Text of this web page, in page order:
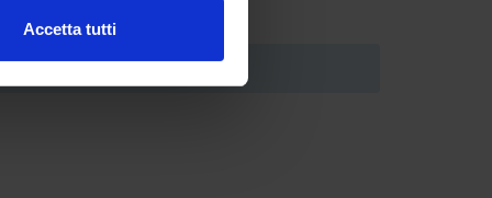
e per analizzare il
Accetta tutti